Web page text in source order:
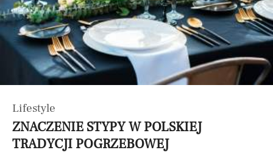
Lifestyle
ZNACZENIE STYPY W POLSKIEJ
TRADYCJI POGRZEBOWEJ